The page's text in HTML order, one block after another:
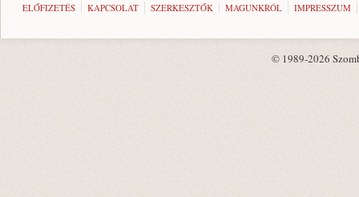
ELŐFIZETÉS KAPCSOLAT SZERKESZTŐK MAGUNKRÓL IMPRESSZUM
© 1989-2026